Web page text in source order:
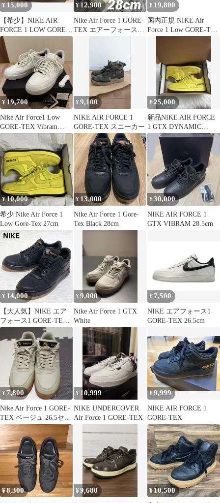
¥15,000
【希少】NIKE AIR
FORCE 1 LOW GORE-
TEX
¥12,900
Nike Air Force 1 GORE-
TEX エアーフォース
¥ 19,800
国内正規 NIKE Air
Force 1 Low GORE-TEX
HV5953-001 ブラック
27 27cm （19031M）
¥ 19,700
Nike Air Force1 Low
GORE-TEX Vibram
27cm
¥9,100
NIKE AIR FORCE 1
GORE-TEX スニーカー
¥ 25,000
新品NIKE AIR FORCE
1 GTX DYNAMIC
YELLOW
¥10,000
希少 Nike Air Force 1
Low Gore-Tex 27cm
¥ 13,000
Nike Air Force 1 Gore-
Tex Black 28cm
¥30,000
NIKE AIR FORCE 1
GTX VIBRAM 28.5cm
¥ 14,000
【大人気】NIKE エア
フォース1 GORE-TEX
ブラック 27cm
¥9,000
Nike Air Force 1 GTX
White
¥ 7,500
NIKE エアフォース1
GORE-TEX 26.5cm
¥ 7,800
Nike Air Force 1 GORE-
TEX ベージュ 26.5セン
チ
¥ 10,999
NIKE UNDERCOVER
Air Force 1 GORE-TEX
¥9,999
NIKE AIR FORCE 1
GORE-TEX
¥8,300 ¥9,680 ¥10,500